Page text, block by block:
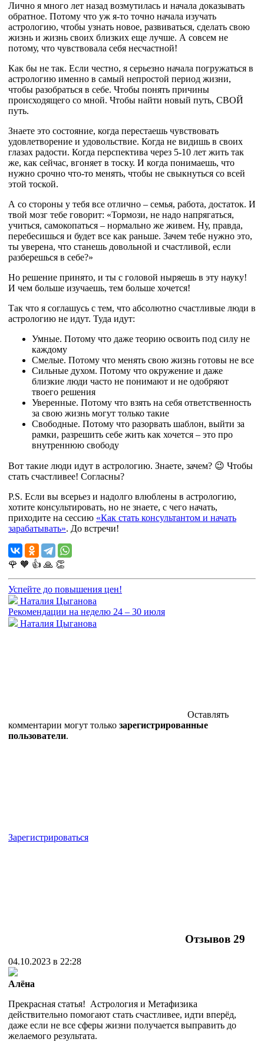
Лично я много лет назад возмутилась и начала доказывать
обратное. Потому что уж я-то точно начала изучать
астрологию, чтобы узнать новое, развиваться, сделать свою
жизнь и жизнь своих близких еще лучше. А совсем не
потому, что чувствовала себя несчастной!
Как бы не так. Если честно, я серьезно начала погружаться в
астрологию именно в самый непростой период жизни,
чтобы разобраться в себе. Чтобы понять причины
происходящего со мной. Чтобы найти новый путь, СВОЙ
путь.
Знаете это состояние, когда перестаешь чувствовать
удовлетворение и удовольствие. Когда не видишь в своих
глазах радости. Когда перспектива через 5-10 лет жить так
же, как сейчас, вгоняет в тоску. И когда понимаешь, что
нужно срочно что-то менять, чтобы не свыкнуться со всей
этой тоской.
А со стороны у тебя все отлично – семья, работа, достаток. И
твой мозг тебе говорит: «Тормози, не надо напрягаться,
учиться, самокопаться – нормально же живем. Ну, правда,
перебесишься и будет все как раньше. Зачем тебе нужно это,
ты уверена, что станешь довольной и счастливой, если
разберешься в себе?»
Но решение принято, и ты с головой ныряешь в эту науку!
И чем больше изучаешь, тем больше хочется!
Так что я соглашусь с тем, что абсолютно счастливые люди в
астрологию не идут. Туда идут:
Умные. Потому что даже теорию освоить под силу не
каждому
Смелые. Потому что менять свою жизнь готовы не все
Сильные духом. Потому что окружение и даже
близкие люди часто не понимают и не одобряют
твоего решения
Уверенные. Потому что взять на себя ответственность
за свою жизнь могут только такие
Свободные. Потому что разорвать шаблон, выйти за
рамки, разрешить себе жить как хочется – это про
внутреннюю свободу
Вот такие люди идут в астрологию. Знаете, зачем? 😉 Чтобы
стать счастливее! Согласны?
P.S. Если вы всерьез и надолго влюблены в астрологию,
хотите консультировать, но не знаете, с чего начать,
приходите на сессию «Как стать консультантом и начать
зарабатывать». До встречи!
🌹 🧡 👍 🙏 👏
Успейте до повышения цен!
Наталия Цыганова
Рекомендации на неделю 24 – 30 июля
Наталия Цыганова
Оставлять
комментарии могут только зарегистрированные
пользователи.
Зарегистрироваться
Отзывов 29
04.10.2023 в 22:28
Алёна
Прекрасная статья! Астрология и Метафизика
действительно помогают стать счастливее, идти вперёд,
даже если не все сферы жизни получается выправить до
желаемого результата.